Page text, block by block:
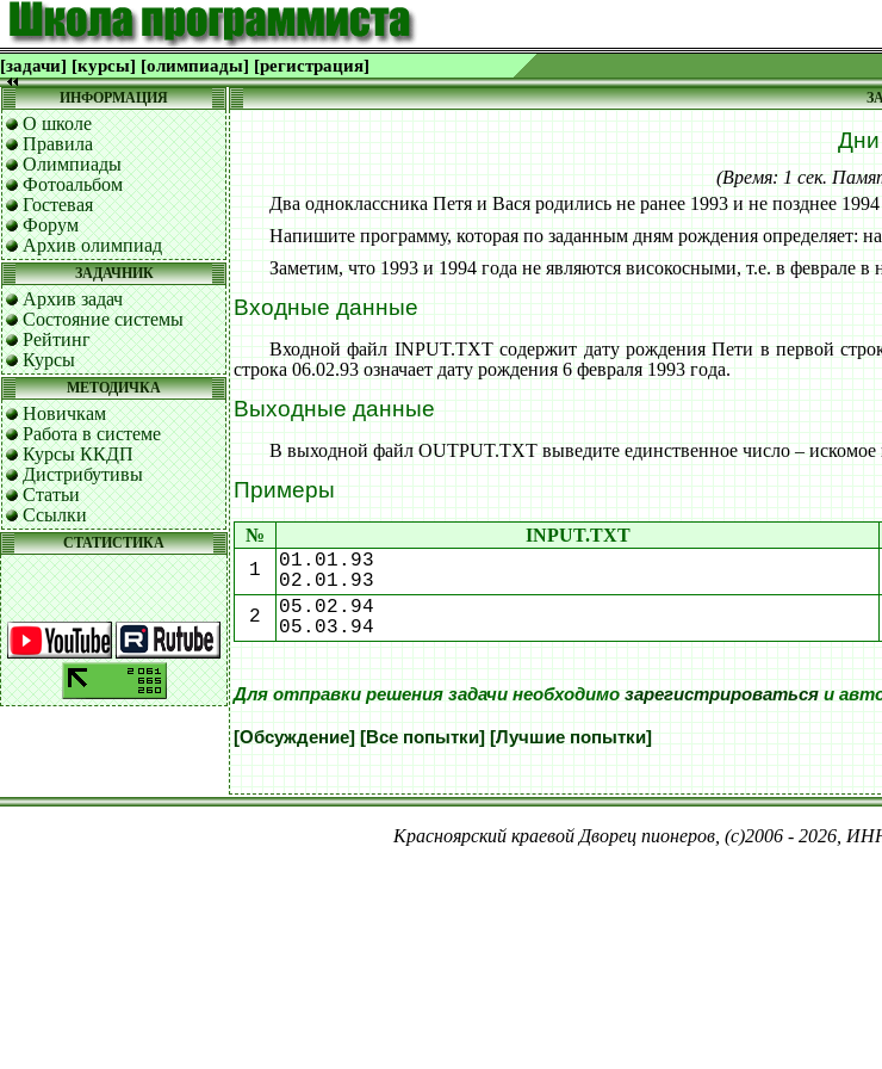
[задачи] [курсы] [олимпиады] [регистрация]
ИНФОРМАЦИЯ
О школе
Правила
Олимпиады
Фотоальбом
Гостевая
Форум
Архив олимпиад
ЗАДАЧНИК
Архив задач
Состояние системы
Рейтинг
Курсы
МЕТОДИЧКА
Новичкам
Работа в системе
Курсы ККДП
Дистрибутивы
Статьи
Ссылки
СТАТИСТИКА
(Время: 1 сек.
Два одноклассника Петя и Вася родились не ранее 1993 и не позднее
Напишите программу, которая по заданным дням рождения определяет:
Заметим, что 1993 и 1994 года не являются високосными, т.е. в феврале в
Входные данные
Входной файл INPUT.TXT содержит дату рождения Пети в первой
строка 06.02.93 означает дату рождения 6 февраля 1993 года.
Выходные данные
В выходной файл OUTPUT.TXT выведите единственное число – искомое
Примеры
№ INPUT.TXT
1
01.01.93
02.01.93
2
05.02.94
05.03.94
Для отправки решения задачи необходимозарегистрироватьсяи
[Обсуждение] [Все попытки] [Лучшие попытки]
Красноярский краевой Дворец пионеров, (c)2006 - 2026,